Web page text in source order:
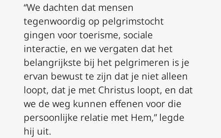
“We dachten dat mensen
tegenwoordig op pelgrimstocht
gingen voor toerisme, sociale
interactie, en we vergaten dat het
belangrijkste bij het pelgrimeren is je
ervan bewust te zijn dat je niet alleen
loopt, dat je met Christus loopt, en dat
we de weg kunnen effenen voor die
persoonlijke relatie met Hem,” legde
hij uit.